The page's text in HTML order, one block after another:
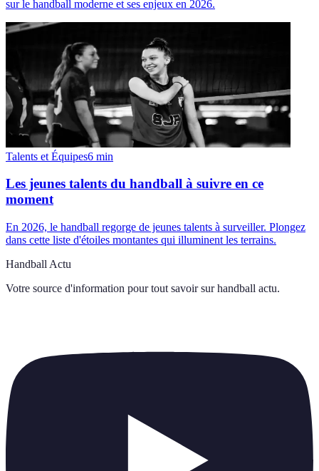
sur le handball moderne et ses enjeux en 2026.
Talents et Équipes6 min
Les jeunes talents du handball à suivre en ce
moment
En 2026, le handball regorge de jeunes talents à surveiller. Plongez
dans cette liste d'étoiles montantes qui illuminent les terrains.
Handball Actu
Votre source d'information pour tout savoir sur handball actu.